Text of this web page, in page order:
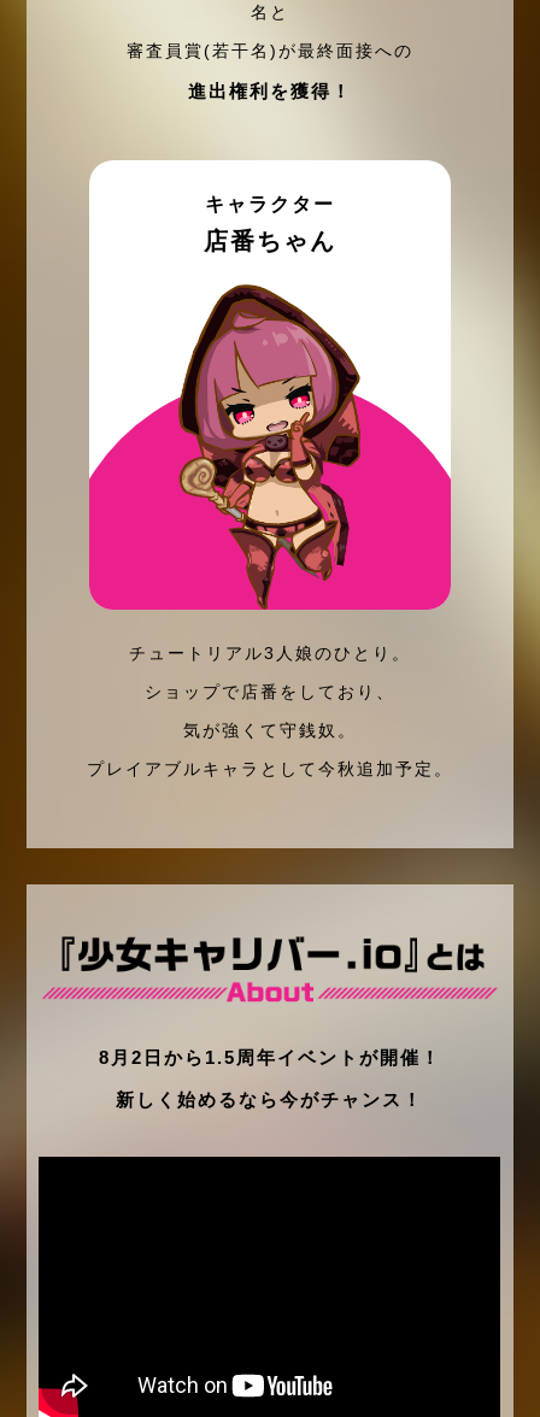
名と
審査員賞(若干名)が最終面接への
進出権利を獲得！
キャラクター
店番ちゃん
チュートリアル3人娘のひとり。
ショップで店番をしており、
気が強くて守銭奴。
プレイアブルキャラとして今秋追加予定。
8月2日から1.5周年イベントが開催！
新しく始めるなら今がチャンス！